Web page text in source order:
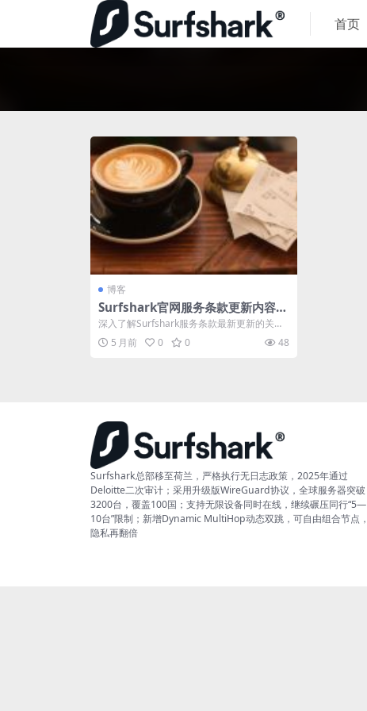
首页
博客
Surfshark官网服务条款更新内容重
点提示
深入了解Surfshark服务条款最新更新的关键
要点，包括管辖权变更、可接受使用...
5 月前 0 0 48
Surfshark总部移至荷兰，严格执行无日志政策，2025年通过
Deloitte二次审计；采用升级版WireGuard协议，全球服务器突破
3200台，覆盖100国；支持无限设备同时在线，继续碾压同行“5—
10台”限制；新增Dynamic MultiHop动态双跳，可自由组合节点，
隐私再翻倍